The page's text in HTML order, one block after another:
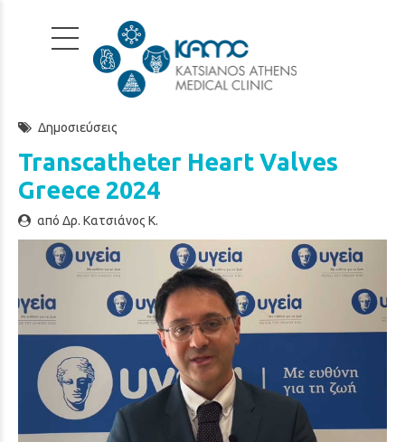
Δημοσιεύσεις
Transcatheter Heart Valves
Greece 2024
από Δρ. Κατσιάνος Κ.